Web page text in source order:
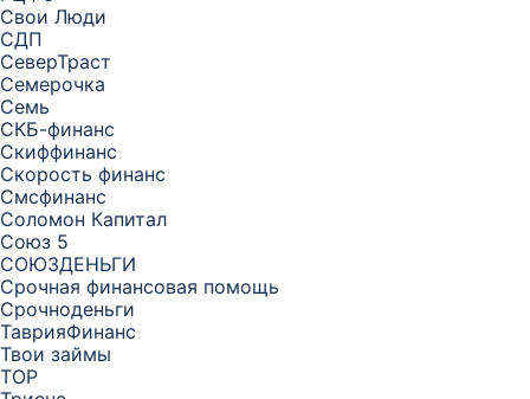
Свои Люди
СДП
СеверТраст
Семерочка
Семь
СКБ-финанс
Скиффинанс
Скорость финанс
Смсфинанс
Соломон Капитал
Союз 5
СОЮЗДЕНЬГИ
Срочная финансовая помощь
Срочноденьги
ТаврияФинанс
Твои займы
ТОР